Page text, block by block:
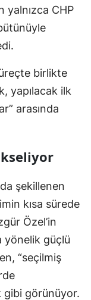
yalnızca CHP
birlikte
yapılacak ilk
arasında
şekillenen
kısa sürede
Özel’in
yönelik güçlü
“seçilmiş
gibi görünüyor.